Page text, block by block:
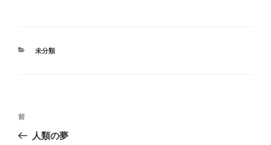
カ
未分類
投
前
の
前
人類の夢